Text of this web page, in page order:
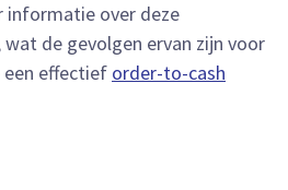
informatie over deze
de gevolgen ervan zijn voor
een effectief order-to-cash